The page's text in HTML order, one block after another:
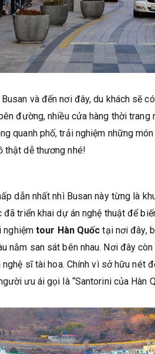
và đến nơi đây, du khách sẽ
đường, nhiều cửa hàng thời
quanh phố, trải nghiệm những
thật dễ thương nhé!
dẫn nhất nhì Busan này từng là
triển khai dự án nghệ thuật để
nghiệmtour Hàn Quốc tại nơi đây,
nằm san sát bên nhau. Nơi đây
sĩ tài hoa. Chính vì sở hữu nét
ưu ái gọi là “Santorini của Hàn